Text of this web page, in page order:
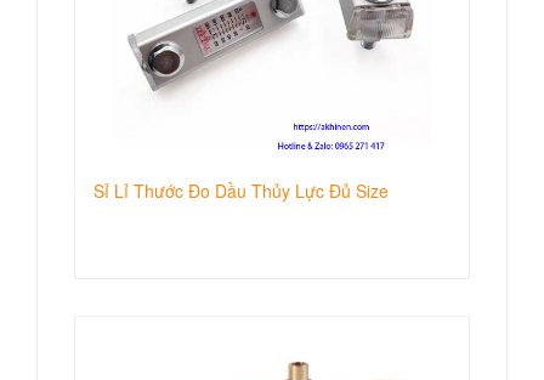
Sỉ Lỉ Thước Đo Dầu Thủy Lực Đủ Size